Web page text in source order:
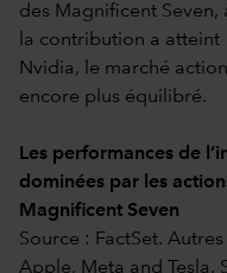
des Magnificent
la contribution a atteint
Nvidia, le marché
encore plus équilibré.
Les performances de
dominées par les
Magnificent Seven
Source : FactSet.
Apple, Meta and Tesla.